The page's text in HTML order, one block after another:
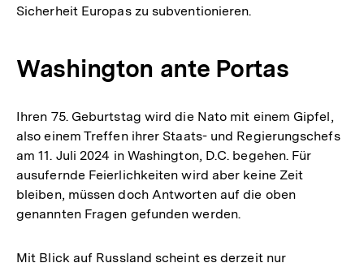
Sicherheit Europas zu subventionieren.
Washington ante Portas
Ihren 75. Geburtstag wird die Nato mit einem Gipfel,
also einem Treffen ihrer Staats- und Regierungschefs
am 11. Juli 2024 in Washington, D.C. begehen. Für
ausufernde Feierlichkeiten wird aber keine Zeit
bleiben, müssen doch Antworten auf die oben
genannten Fragen gefunden werden.
Mit Blick auf Russland scheint es derzeit nur